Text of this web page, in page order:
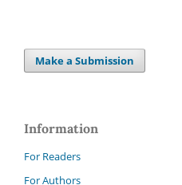
Make a Submission
Information
For Readers
For Authors